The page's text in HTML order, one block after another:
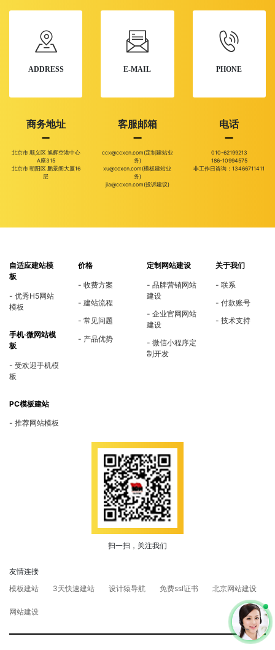
ADDRESS
商务地址
北京市 顺义区 旭辉空港中心
A座315
北京市 朝阳区 鹏景阁大厦16
层
E-MAIL
客服邮箱
ccx@ccxcn.com(定制建站业
务)
xu@ccxcn.com(模板建站业
务)
jia@ccxcn.com(投诉建议)
PHONE
电话
010-62199213
186-10994575
非工作日咨询：13466711411
自适应建站模
板
优秀H5网站
模板
手机·微网站模
板
受欢迎手机模
板
PC模板建站
推荐网站模板
价格
收费方案
建站流程
常见问题
产品优势
定制网站建设
品牌营销网站
建设
企业官网网站
建设
微信小程序定
制开发
关于我们
联系
付款账号
技术支持
扫一扫，关注我们
友情连接
模板建站
3天快速建站 设计猿导航 免费ssl证书 北京网站建设
网站建设